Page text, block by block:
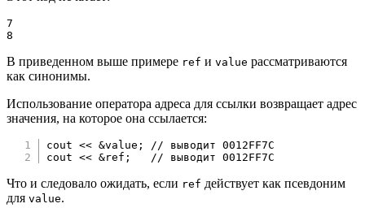
7
8
В приведенном выше примере ref и value рассматриваются
как синонимы.
Использование оператора адреса для ссылки возвращает адрес
значения, на которое она ссылается:
cout << &value ;
// выводит 0012FF7C
cout << &ref ; // выводит 0012FF7C
Что и следовало ожидать, если ref действует как псевдоним
для value.